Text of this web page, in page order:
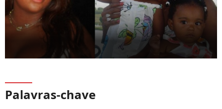
Palavras-chave